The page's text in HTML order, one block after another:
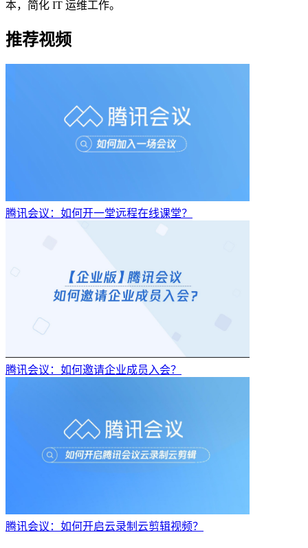
本，简化 IT 运维工作。
推荐视频
腾讯会议：如何开一堂远程在线课堂？
腾讯会议：如何邀请企业成员入会？
腾讯会议：如何开启云录制云剪辑视频？